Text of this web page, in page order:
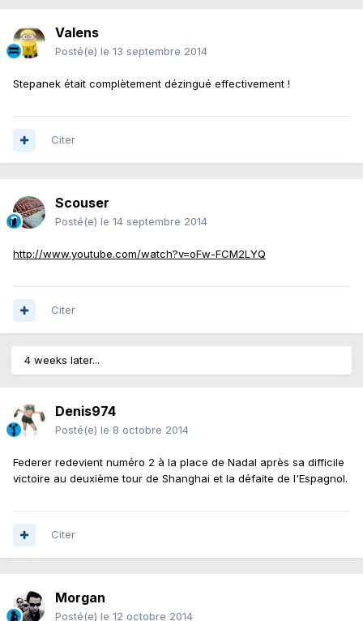
Valens
Posté(e) le 13 septembre 2014
Stepanek était complètement dézingué effectivement !
Citer
Scouser
Posté(e) le 14 septembre 2014
http://www.youtube.com/watch?v=oFw-FCM2LYQ
Citer
4 weeks later...
Denis974
Posté(e) le 8 octobre 2014
Federer redevient numéro 2 à la place de Nadal après sa difficile
victoire au deuxième tour de Shanghai et la défaite de l'Espagnol.
Citer
Morgan
Posté(e) le 12 octobre 2014